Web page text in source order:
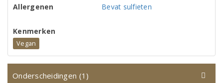
Allergenen
Bevat sulfieten
Kenmerken
Vegan
Onderscheidingen (1)